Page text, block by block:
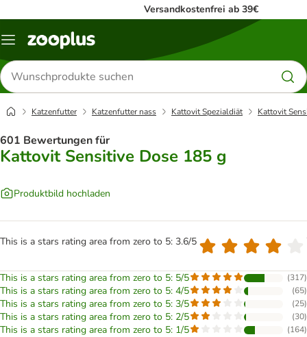
Versandkostenfrei ab 39€
Menü
Produkte
suchen
Katzenfutter Katzenfutter nass Kattovit Spezialdiät Kattovit
601 Bewertungen für
Kattovit Sensitive Dose 185 g
Produktbild hochladen
This is a stars rating area from zero to 5: 3.6/5
This is a stars rating area from zero to 5: 5/5 (317)
This is a stars rating area from zero to 5: 4/5 (65)
This is a stars rating area from zero to 5: 3/5 (25)
This is a stars rating area from zero to 5: 2/5 (30)
This is a stars rating area from zero to 5: 1/5 (164)